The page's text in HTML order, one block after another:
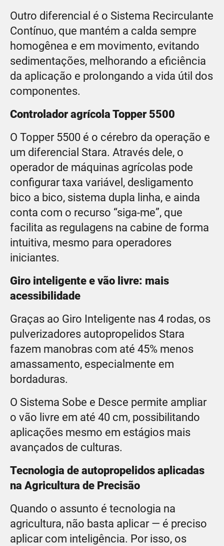
Outro diferencial é o Sistema Recirculante
Contínuo, que mantém a calda sempre
homogênea e em movimento, evitando
sedimentações, melhorando a eficiência
da aplicação e prolongando a vida útil dos
componentes.
Controlador agrícola Topper 5500
O Topper 5500 é o cérebro da operação e
um diferencial Stara. Através dele, o
operador de máquinas agrícolas pode
configurar taxa variável, desligamento
bico a bico, sistema dupla linha, e ainda
conta com o recurso “siga-me”, que
facilita as regulagens na cabine de forma
intuitiva, mesmo para operadores
iniciantes.
Giro inteligente e vão livre: mais
acessibilidade
Graças ao Giro Inteligente nas 4 rodas, os
pulverizadores autopropelidos Stara
fazem manobras com até 45% menos
amassamento, especialmente em
bordaduras.
O Sistema Sobe e Desce permite ampliar
o vão livre em até 40 cm, possibilitando
aplicações mesmo em estágios mais
avançados de culturas.
Tecnologia de autopropelidos aplicadas
na Agricultura de Precisão
Quando o assunto é tecnologia na
agricultura, não basta aplicar — é preciso
aplicar com inteligência. Por isso, os